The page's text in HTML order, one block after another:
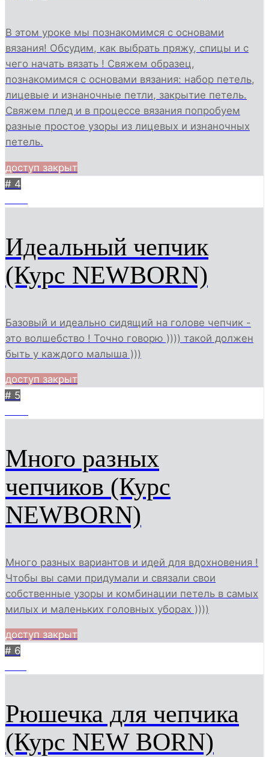
В этом уроке мы познакомимся с основами
вязания! Обсудим, как выбрать пряжу, спицы и с
чего начать вязать ! Свяжем образец,
познакомимся с основами вязания: набор петель,
лицевые и изнаночные петли, закрытие петель.
Свяжем плед и в процессе вязания попробуем
разные простое узоры из лицевых и изнаночных
петель.
доступ закрыт
# 4
Идеальный чепчик
(Курс NEWBORN)
Базовый и идеально сидящий на голове чепчик -
это волшебство ! Точно говорю )))) такой должен
быть у каждого малыша )))
доступ закрыт
# 5
Много разных
чепчиков (Курс
NEWBORN)
Много разных вариантов и идей для вдохновения !
Чтобы вы сами придумали и связали свои
собственные узоры и комбинации петель в самых
милых и маленьких головных уборах ))))
доступ закрыт
# 6
Рюшечка для чепчика
(Курс NEW BORN)